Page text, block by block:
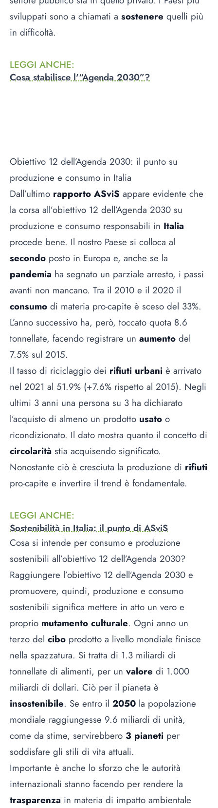
sviluppati sono a chiamati a sostenere quelli più
in difficoltà.
LEGGI ANCHE:
Cosa stabilisce l'“Agenda 2030”?
Obiettivo 12 dell’Agenda 2030: il punto su
produzione e consumo in Italia
Dall’ultimo rapporto ASviS appare evidente che
la corsa all’obiettivo 12 dell’Agenda 2030 su
produzione e consumo responsabili in Italia
procede bene. Il nostro Paese si colloca al
secondo posto in Europa e, anche se la
pandemia ha segnato un parziale arresto, i passi
avanti non mancano. Tra il 2010 e il 2020 il
consumo di materia pro-capite è sceso del 33%.
L’anno successivo ha, però, toccato quota 8.6
tonnellate, facendo registrare un aumento del
7.5% sul 2015.
Il tasso di riciclaggio dei rifiuti urbani è arrivato
nel 2021 al 51.9% (+7.6% rispetto al 2015). Negli
ultimi 3 anni una persona su 3 ha dichiarato
l’acquisto di almeno un prodotto usato o
ricondizionato. Il dato mostra quanto il concetto di
circolarità stia acquisendo significato.
Nonostante ciò è cresciuta la produzione di rifiuti
pro-capite e invertire il trend è fondamentale.
LEGGI ANCHE:
Sostenibilità in Italia: il punto di ASviS
Cosa si intende per consumo e produzione
sostenibili all’obiettivo 12 dell’Agenda 2030?
Raggiungere l’obiettivo 12 dell’Agenda 2030 e
promuovere, quindi, produzione e consumo
sostenibili significa mettere in atto un vero e
proprio mutamento culturale. Ogni anno un
terzo del cibo prodotto a livello mondiale finisce
nella spazzatura. Si tratta di 1.3 miliardi di
tonnellate di alimenti, per un valore di 1.000
miliardi di dollari. Ciò per il pianeta è
insostenibile. Se entro il 2050 la popolazione
mondiale raggiungesse 9.6 miliardi di unità,
come da stime, servirebbero 3 pianeti per
soddisfare gli stili di vita attuali.
Importante è anche lo sforzo che le autorità
internazionali stanno facendo per rendere la
trasparenza in materia di impatto ambientale